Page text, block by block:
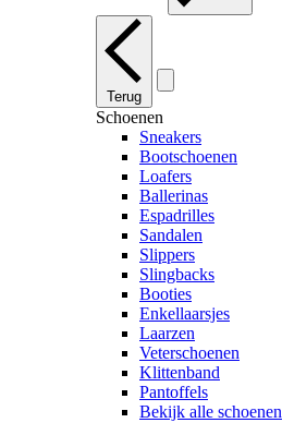
Terug
Schoenen
Sneakers
Bootschoenen
Loafers
Ballerinas
Espadrilles
Sandalen
Slippers
Slingbacks
Booties
Enkellaarsjes
Laarzen
Veterschoenen
Klittenband
Pantoffels
Bekijk alle schoenen